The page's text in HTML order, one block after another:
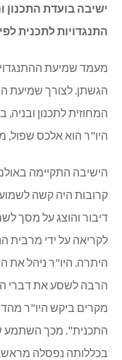
ישיבה בועדת התכנון
התנגדויות לתכנית
מעמד שמיעת
הגשתן. לצורך שמיעת
היו"ר הוא אלכס שפול,
הישיבה התקיימה
קרובות היה קשה
דיבור והוצג על מסך
לקריאה על ידי מרבית
היתרה. היו"ר ניהל את
הרבה לשסע את דברי
מקרים ביקש היו"ר
התכנית". מכך השתמע
בכללותה נפסלה מראש.